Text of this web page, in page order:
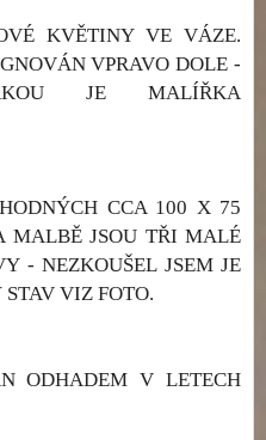
KVĚTINY VE VÁZE.
VPRAVO DOLE -
JE MALÍŘKA
CCA 100 X 75
MALBĚ JSOU TŘI MALÉ
- NEZKOUŠEL JSEM JE
VIZ FOTO.
ODHADEM V LETECH